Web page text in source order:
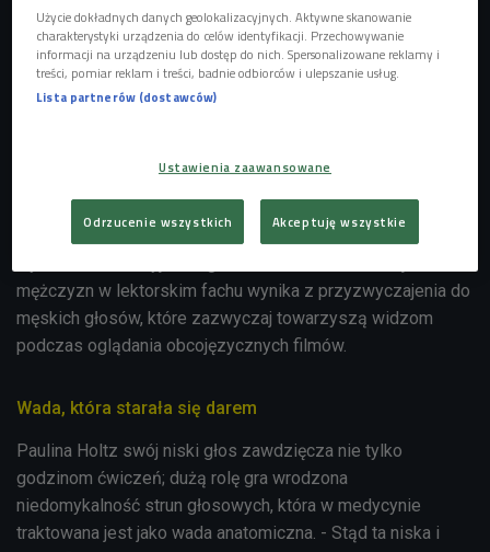
37:52
- W Polsce jest tak, że wybiera się męskich lektorów.
topowej trójce bez podziału na płci jest dla mnie ogromnym
mężczyzn w lektorskim fachu wynika z przyzwyczajenia do
męskich głosów, które zazwyczaj towarzyszą widzom
podczas oglądania obcojęzycznych filmów.
Wada, która starała się darem
Paulina Holtz swój niski głos zawdzięcza nie tylko
godzinom ćwiczeń; dużą rolę gra wrodzona
niedomykalność strun głosowych, która w medycynie
traktowana jest jako wada anatomiczna. - Stąd ta niska i
Użycie dokładnych danych geolokalizacyjnych. Aktywne skanowanie
charakterystyki urządzenia do celów identyfikacji. Przechowywanie
informacji na urządzeniu lub dostęp do nich. Spersonalizowane reklamy i
treści, pomiar reklam i treści, badnie odbiorców i ulepszanie usług.
Lista partnerów (dostawców)
Ustawienia zaawansowane
Odrzucenie wszystkich Akceptuję wszystkie